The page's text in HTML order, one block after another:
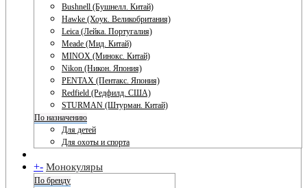
Bushnell (Бушнелл. Китай)
Hawke (Хоук. Великобритания)
Leica (Лейка. Португалия)
Meade (Мид. Китай)
MINOX (Минокс. Китай)
Nikon (Никон. Япония)
PENTAX (Пентакс. Япония)
Redfield (Редфилд. США)
STURMAN (Штурман. Китай)
По назначению
Для детей
Для охоты и спорта
+- Монокуляры
По бренду